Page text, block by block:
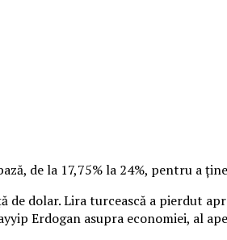
de la 17,75% la 24%, pentru a
de dolar. Lira turcească a pierdut
Erdogan asupra economiei, al